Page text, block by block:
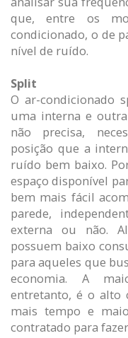
que, entre os
condicionado, o de
nível de ruído.
Split
O ar-condicionado
uma interna e
não precisa,
posição que a
ruído bem baixo.
espaço disponível
bem mais fácil
parede,
externa ou não.
possuem baixo
para aqueles que
economia. A
entretanto, é o alto
mais tempo e
contratado para